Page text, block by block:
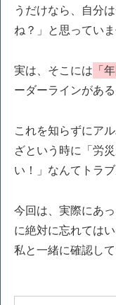
うだけなら、自分
ね？」と思ってい
実は、そこには 「
ーダーラインがある
これを知らずにア
ざという時に「労
い！」なんてトラ
今回は、実際にあ
に絶対に忘れては
私と一緒に確認して